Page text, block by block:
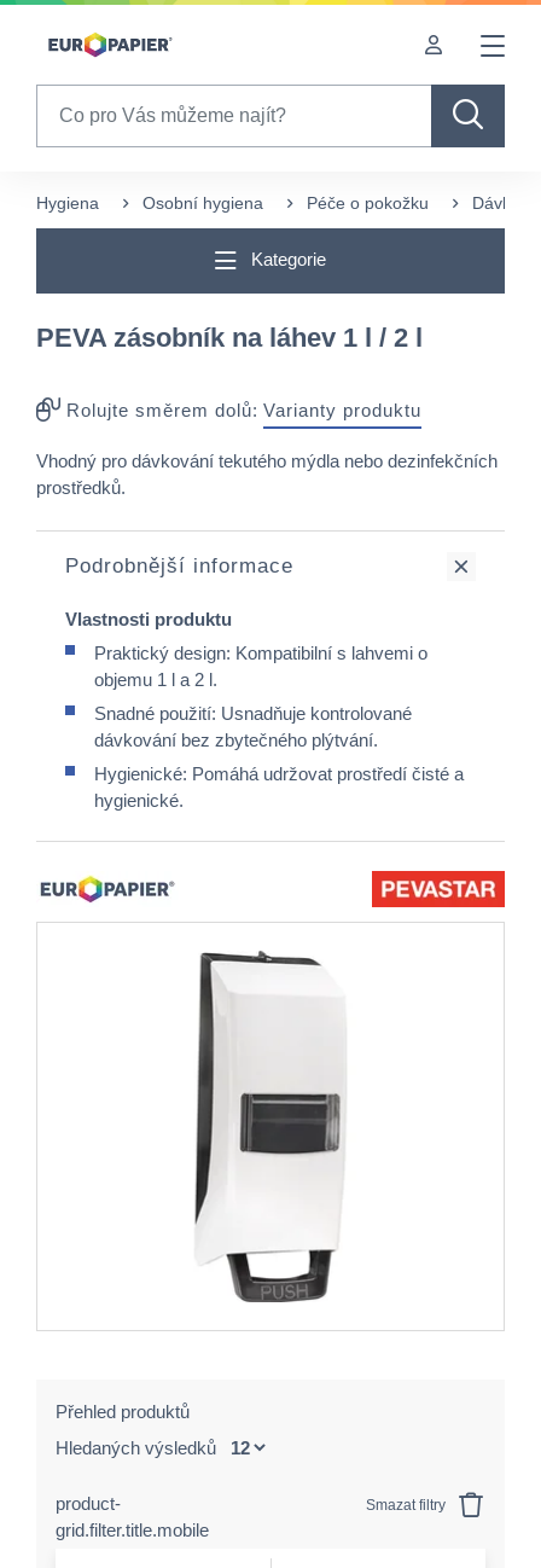
Table Of Content
Často nakupované s tímto produktem
Hygiena Osobní hygiena Péče o pokožku
Kategorie
PEVA zásobník na láhev 1 l / 2 l
Rolujte směrem dolů: Varianty produktu
Vhodný pro dávkování tekutého mýdla nebo dezinfekčních
prostředků.
Podrobnější informace
Vlastnosti produktu
Praktický design: Kompatibilní s lahvemi o
objemu 1 l a 2 l.
Snadné použití: Usnadňuje kontrolované
dávkování bez zbytečného plýtvání.
Hygienické: Pomáhá udržovat prostředí čisté a
hygienické.
Přehled produktů
Hledaných výsledků
product-
grid.filter.title.mobile
Smazat filtry